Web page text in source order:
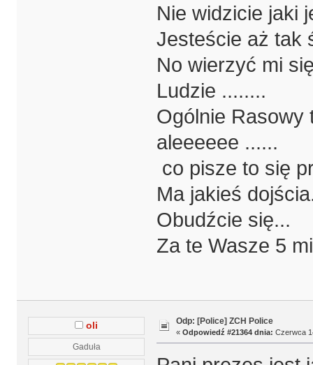
Nie widzicie jaki
Jesteście aż tak
No wierzyć mi
Ludzie ........
Ogólnie Rasowy
aleeeeee ......
co pisze to się
Ma jakieś
Obudźcie się...
Za te Wasze 5
oli
Gaduła
Odp: [Police] ZCH Police
« Odpowiedź #21364 dnia: Czerwca